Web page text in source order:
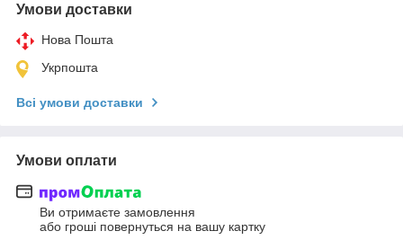
Умови доставки
Нова Пошта
Укрпошта
Всі умови доставки
Умови оплати
Ви отримаєте замовлення
або гроші повернуться на вашу картку